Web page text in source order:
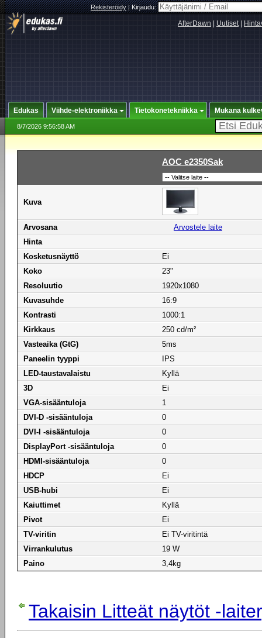
Rekisteröidy|Kirjaudu:
AfterDawn Uutiset|
Edukas Viihde-elektroniikka Tietokonetekniikka Mukana
8/7/2026 9:56:58 AM
AOC e2350Sak
Kuva
Arvosana
Arvostele laite
Hinta
Kosketusnäyttö
Ei
Koko
23"
Resoluutio
1920x1080
Kuvasuhde
16:9
Kontrasti
1000:1
Kirkkaus
250 cd/m²
Vasteaika (GtG)
5ms
Paneelin tyyppi
IPS
LED-taustavalaistu
Kyllä
3D
Ei
VGA-sisääntuloja
1
DVI-D -sisääntuloja
0
DVI-I -sisääntuloja
0
DisplayPort -sisääntuloja
0
HDMI-sisääntuloja
0
HDCP
Ei
USB-hubi
Ei
Kaiuttimet
Kyllä
Pivot
Ei
TV-viritin
Ei TV-viritintä
Virrankulutus
19 W
Paino
3,4kg
Takaisin Litteät näytöt -